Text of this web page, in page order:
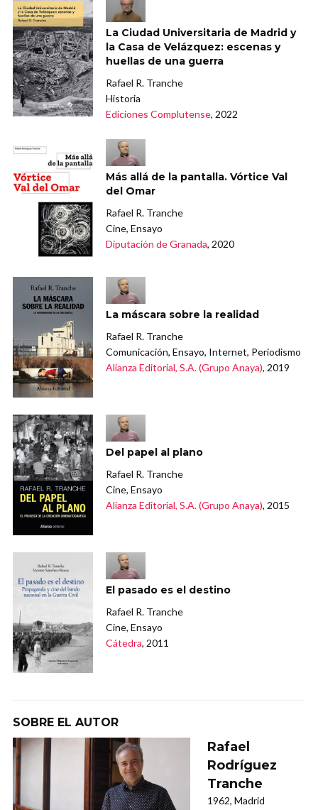
La Ciudad Universitaria de Madrid y
la Casa de Velázquez: escenas y
huellas de una guerra
Rafael R. Tranche
Historia
Ediciones Complutense, 2022
Más allá de la pantalla. Vórtice Val
del Omar
Rafael R. Tranche
Cine, Ensayo
Diputación de Granada, 2020
La máscara sobre la realidad
Rafael R. Tranche
Comunicación, Ensayo, Internet, Periodismo
Alianza Editorial, S.A. (Grupo Anaya), 2019
Del papel al plano
Rafael R. Tranche
Cine, Ensayo
Alianza Editorial, S.A. (Grupo Anaya), 2015
El pasado es el destino
Rafael R. Tranche
Cine, Ensayo
Cátedra, 2011
SOBRE EL AUTOR
Rafael
Rodríguez
Tranche
1962, Madrid